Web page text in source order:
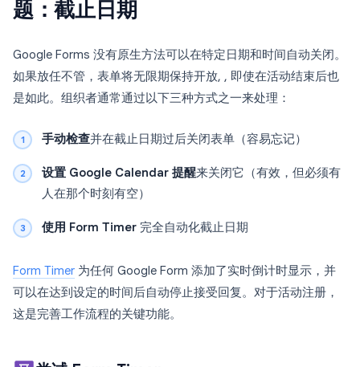
题：截止日期
Google Forms 没有原生方法可以在特定日期和时间自动关闭。
如果放任不管，表单将无限期保持开放, , 即使在活动结束后也
是如此。组织者通常通过以下三种方式之一来处理：
手动检查并在截止日期过后关闭表单（容易忘记）
设置 Google Calendar 提醒来关闭它（有效，但必须有
人在那个时刻有空）
使用 Form Timer 完全自动化截止日期
Form Timer 为任何 Google Form 添加了实时倒计时显示，并
可以在达到设定的时间后自动停止接受回复。对于活动注册，
这是完善工作流程的关键功能。